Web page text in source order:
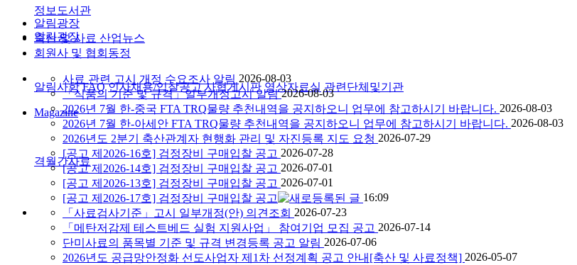
정보도서관
알림광장
알림사항 FAQ 인사채용/입찰공고 사협게시판 영상자료실 관련단체및기관
Magazine
격월간사료
알림광장
축산 및 사료 산업뉴스
회원사 및 협회동정
사료 관련 고시 개정 수요조사 알림 2026-08-03
「식품의 기준 및 규격」일부개정고시 알림2026-08-03
2026년 7월 한-중국 FTA TRQ물량 추천내역을 공지하오니 업무에 참고하시기 바랍니다. 2026-08-03
2026년 7월 한-아세안 FTA TRQ물량 추천내역을 공지하오니 업무에 참고하시기 바랍니다. 2026-08-03
2026년도 2분기 축산관계자 현행화 관리 및 자진등록 지도 요청 2026-07-29
[공고 제2026-16호] 검정장비 구매입찰 공고 2026-07-28
[공고 제2026-14호] 검정장비 구매입찰 공고 2026-07-01
[공고 제2026-13호] 검정장비 구매입찰 공고 2026-07-01
[공고 제2026-17호] 검정장비 구매입찰 공고
16:09
「사료검사기준」고시 일부개정(안) 의견조회 2026-07-23
「메탄저감제 테스트베드 실험 지원사업」 참여기업 모집 공고 2026-07-14
단미사료의 품목별 기준 및 규격 변경등록 공고 알림 2026-07-06
2026년도 공급망안정화 선도사업자 제1차 선정계획 공고 안내[축산 및 사료정책] 2026-05-07